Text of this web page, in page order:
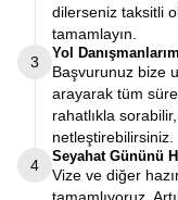
dilerseniz taksitli
tamamlayın.
3
Yol
Başvurunuz bize
arayarak tüm
rahatlıkla
netleştirebilirsiniz.
4
Seyahat Gününü
Vize ve diğer